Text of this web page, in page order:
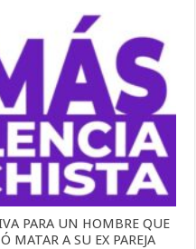
PARA UN HOMBRE QUE
MATAR A SU EX PAREJA